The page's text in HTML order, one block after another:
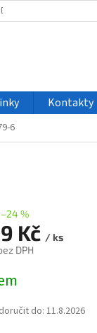
Kontakty
6
–24 %
Kč / ks
DPH
do: 11.8.2026